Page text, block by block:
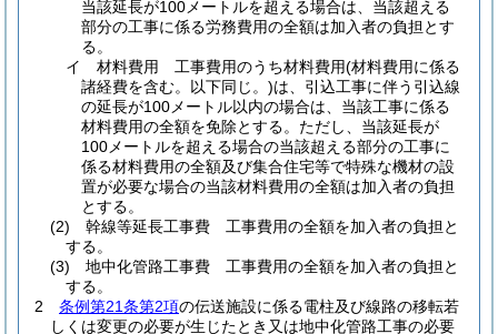
当該延長が100メートルを超える場合は、当該超える
部分の工事に係る労務費用の全額は加入者の負担とす
る。
イ
材料費用 工事費用のうち材料費用(材料費用に係る
諸経費を含む。以下同じ。)は、引込工事に伴う引込線
の延長が100メートル以内の場合は、当該工事に係る
材料費用の全額を免除とする。 ただし、当該延長が
100メートルを超える場合の当該超える部分の工事に
係る材料費用の全額及び集合住宅等で特殊な機材の設
置が必要な場合の当該材料費用の全額は加入者の負担
とする。
(2)
幹線等延長工事費 工事費用の全額を加入者の負担と
する。
(3)
地中化管路工事費 工事費用の全額を加入者の負担と
する。
2
条例第21条第2項の伝送施設に係る電柱及び線路の移転若
しくは変更の必要が生じたとき又は地中化管路工事の必要